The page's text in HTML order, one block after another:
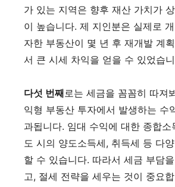
가 있는 지역은 향후 재산 가치가
이 높습니다. 제 지인분은 실제로
자한 부동산이 몇 년 후 재개발 계
서 큰 시세 차익을 얻을 수 있었습
다섯 번째 로는 세금을 꼼꼼히 따져
익형 부동산 투자에서 발생하는 수
과됩니다. 임대 수익에 대한 종합소
도 시의 양도소득세, 취득세 등 다
할 수 있습니다. 따라서 세금 부담
고, 절세 전략을 세우는 것이 중요